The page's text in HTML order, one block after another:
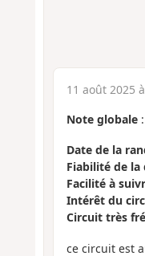
11 août 2025
Note globale:
Date de la
Fiabilité de
Facilité à
Intérêt du
Circuit très
ce circuit est